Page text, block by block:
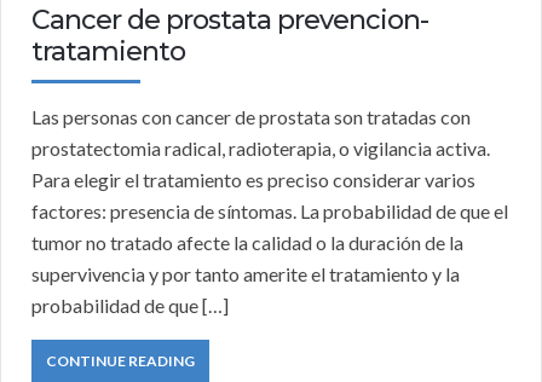
Cancer de prostata prevencion-
tratamiento
Las personas con cancer de prostata son tratadas con
prostatectomia radical, radioterapia, o vigilancia activa.
Para elegir el tratamiento es preciso considerar varios
factores: presencia de síntomas. La probabilidad de que el
tumor no tratado afecte la calidad o la duración de la
supervivencia y por tanto amerite el tratamiento y la
probabilidad de que […]
CONTINUE READING